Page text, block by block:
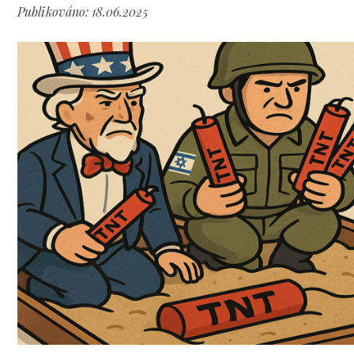
Publikováno: 18.06.2025